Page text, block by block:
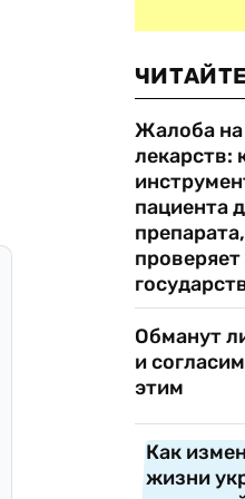
Жалоба на
лекарств:
пациента
Обманут
и
этим
Как
жизни